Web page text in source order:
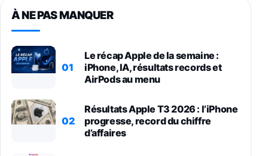
À NE PAS MANQUER
01
Le récap Apple de la semaine :
iPhone, IA, résultats records et
AirPods au menu
02
Résultats Apple T3 2026 : l’iPhone
progresse, record du chiffre
d’affaires